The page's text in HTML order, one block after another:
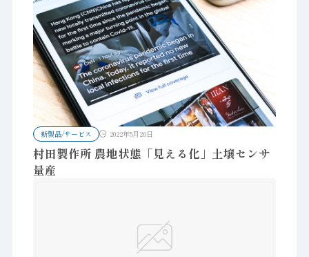
新製品/サービス 2022年5月26日
村田製作所 農地状態「見える化」土壌センサ
量産